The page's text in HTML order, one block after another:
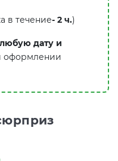
в течение- 2 ч.)
любую дату и
оформлении